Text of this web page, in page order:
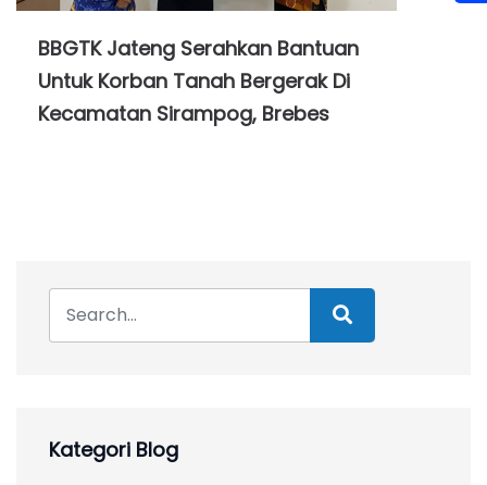
BBGTK Jateng Serahkan Bantuan
Untuk Korban Tanah Bergerak Di
Kecamatan Sirampog, Brebes
Kategori Blog